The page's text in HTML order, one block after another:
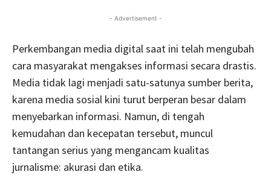
- Advertisement -
Perkembangan media digital saat ini telah mengubah
cara masyarakat mengakses informasi secara drastis.
Media tidak lagi menjadi satu-satunya sumber berita,
karena media sosial kini turut berperan besar dalam
menyebarkan informasi. Namun, di tengah
kemudahan dan kecepatan tersebut, muncul
tantangan serius yang mengancam kualitas
jurnalisme: akurasi dan etika.